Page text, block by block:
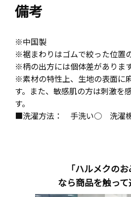
備考
※中国製
※裾まわりはゴムで絞った位置
※柄の出方には個体差があります
※素材の特性上、生地の表面に
す。また、敏感肌の方は刺激を
す。
■洗濯方法： 手洗い○ 洗
「ハルメクのお
なら商品を触っ